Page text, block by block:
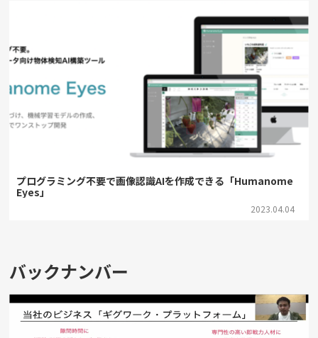
プログラミング不要で画像認識AIを作成できる「Humanome
Eyes」
2023.04.04
バックナンバー